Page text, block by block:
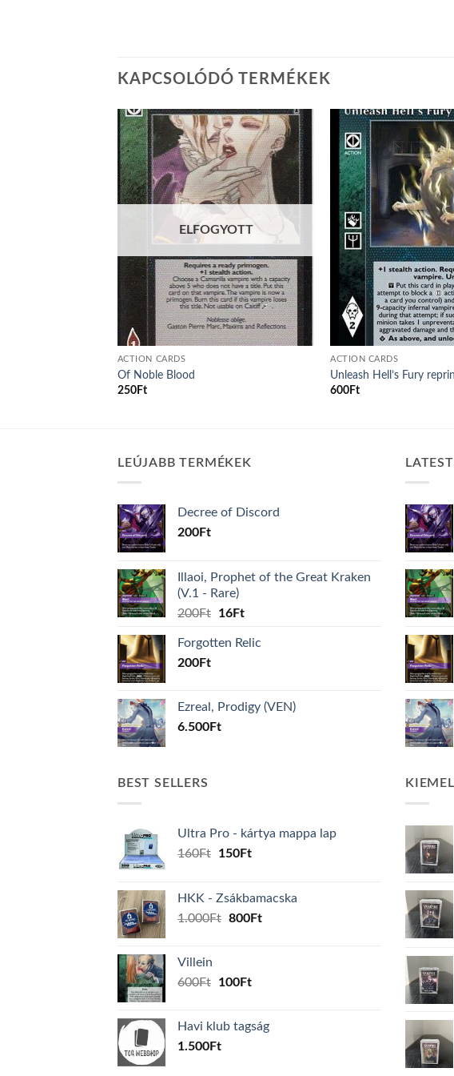
KAPCSOLÓDÓ TERMÉKEK
Add to
wishlist
ELFOGYOTT
ACTION CARDS
Of Noble Blood
250Ft
ACTION CARDS
Unleash Hell’s Fury
600 Ft
LEÚJABB TERMÉKEK
Decree of Discord
200Ft
Illaoi, Prophet of the Great Kraken
(V.1 - Rare)
200Ft
Original
was:
16FtCurrent
is:
Forgotten Relic
200Ft
Ezreal, Prodigy (VEN)
6.500Ft
BEST SELLERS
Ultra Pro - kártya mappa lap
160Ft
Original
160Ft.
150FtCurrent
150Ft.
HKK - Zsákbamacska
1.000Ft Original
800FtCurrent
Villein
600Ft
Original
600Ft.
100FtCurrent
100Ft.
Havi klub tagság
1.500Ft